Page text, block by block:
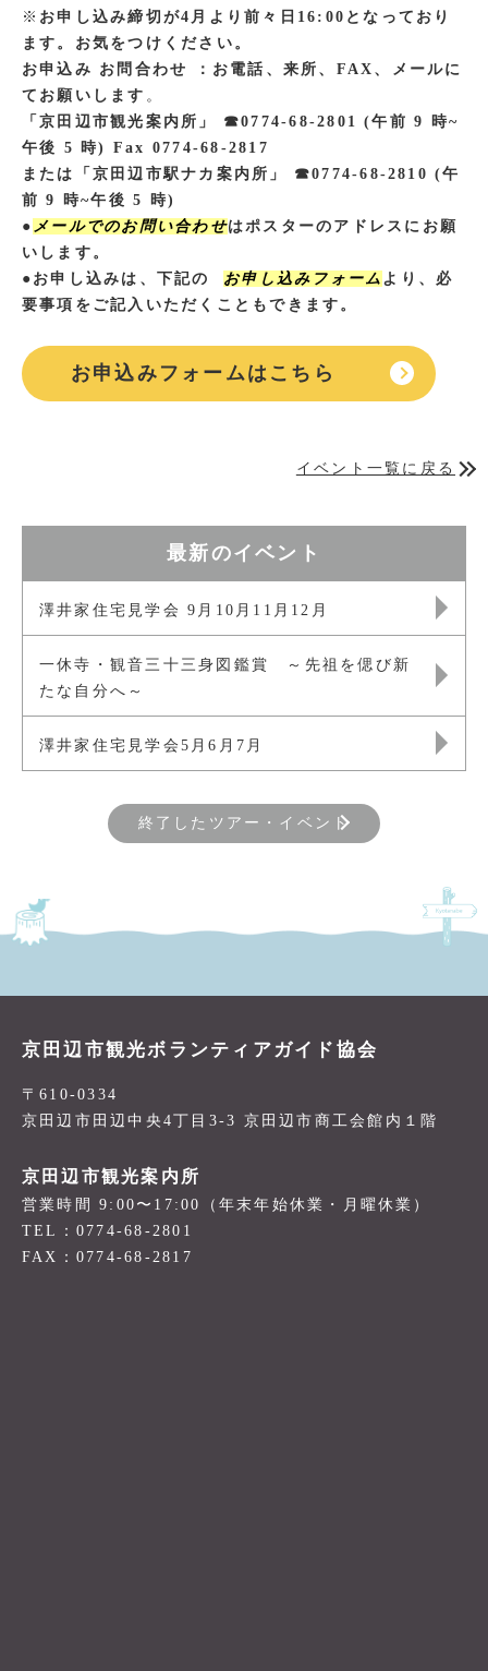
※ お申し込み締切が4月より前々日16:00となっており
ます。お気をつけください。
お申込み お問合わせ ：お電話、来所、FAX、メールに
てお願いします 。
「京田辺市観光案内所」 ☎︎0774-68-2801 (午前 9 時~
午後 5 時) Fax 0774-68-2817
または「京田辺市駅ナカ案内所」 ☎︎0774-68-2810 (午
前 9 時~午後 5 時)
● メールでのお問い合わせはポスターのアドレスにお願
いします。
●お申し込みは、下記の お申し込みフォーム より、必
要事項をご記入いただくこともできます。
お申込みフォームはこちら
イベント一覧に戻る
最新のイベント
澤井家住宅見学会 9月10月11月12月
一休寺・観音三十三身図鑑賞 ～先祖を偲び新
たな自分へ～
澤井家住宅見学会5月6月7月
終了したツアー・イベント
京田辺市観光ボランティアガイド協会
〒610-0334
京田辺市田辺中央4丁目3-3 京田辺市商工会館内１階
京田辺市観光案内所
営業時間 9:00〜17:00（年末年始休業・月曜休業）
TEL：0774-68-2801
FAX：0774-68-2817